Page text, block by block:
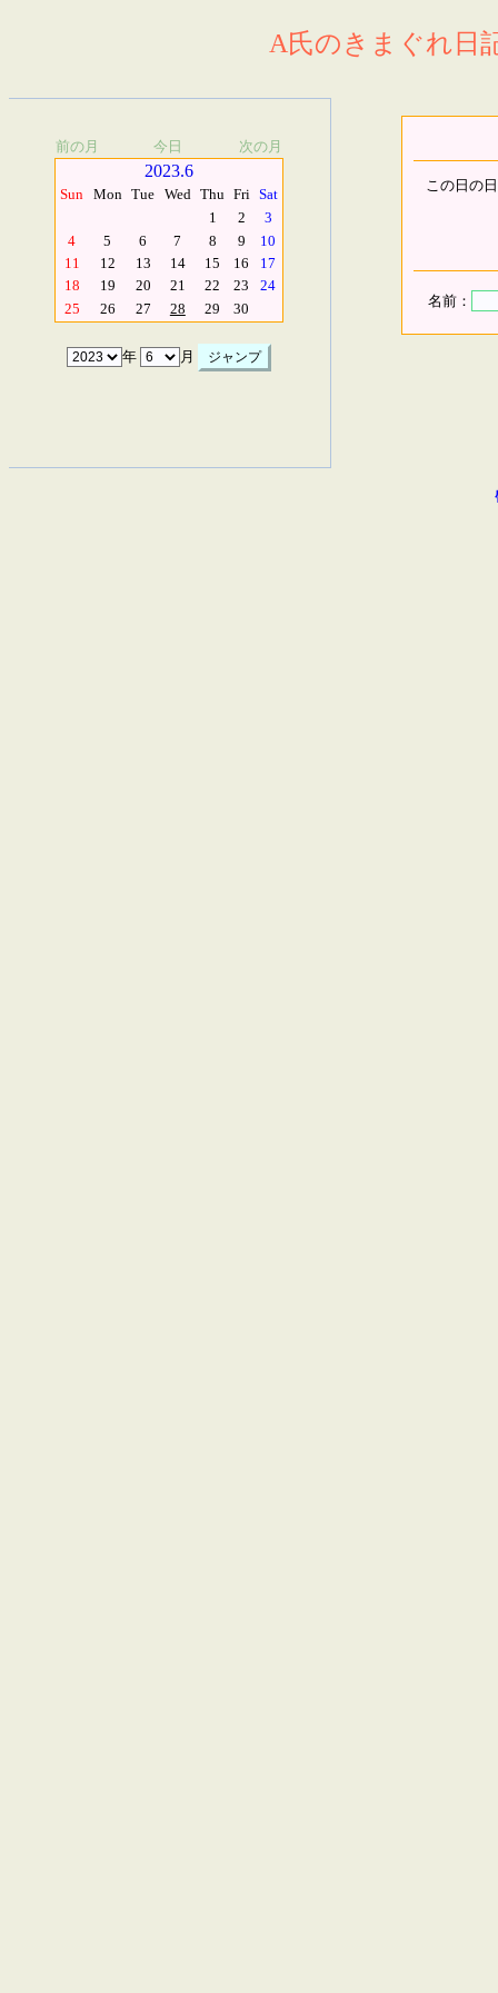
A氏のきまぐれ日
前の月 今日 次の月
2023.6
Sun Mon Tue Wed Thu Fri Sat
1
2
3
4
5 6 7 8 9
10
11
12 13 14 15 16
17
18
19 20 21 22 23
24
25
26 27 28 29 30
年 月
この日の
名前：